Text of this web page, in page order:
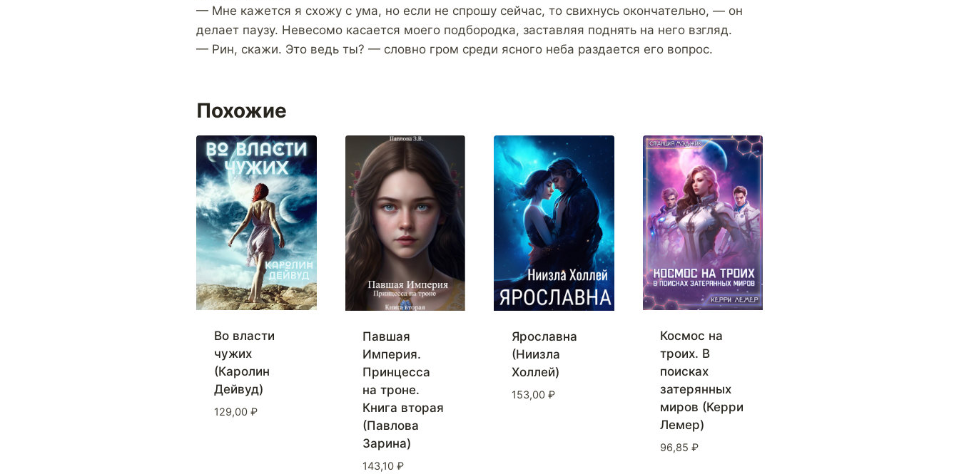
— Мне кажется я схожу с ума, но если не спрошу сейчас, то свихнусь окончательно, — он
делает паузу. Невесомо касается моего подбородка, заставляя поднять на него взгляд.
— Рин, скажи. Это ведь ты? — словно гром среди ясного неба раздается его вопрос.
Похожие
Во власти
чужих
(Каролин
Дейвуд)
129,00 ₽
Павшая
Империя.
Принцесса
на троне.
Книга вторая
(Павлова
Зарина)
143,10 ₽
Ярославна
(Ниизла
Холлей)
153,00 ₽
Космос на
троих. В
поисках
затерянных
миров (Керри
Лемер)
96,85 ₽